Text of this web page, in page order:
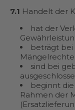
7.1 Handelt der
hat der
beträgt bei
sind bei
beginnt
Rahmen der